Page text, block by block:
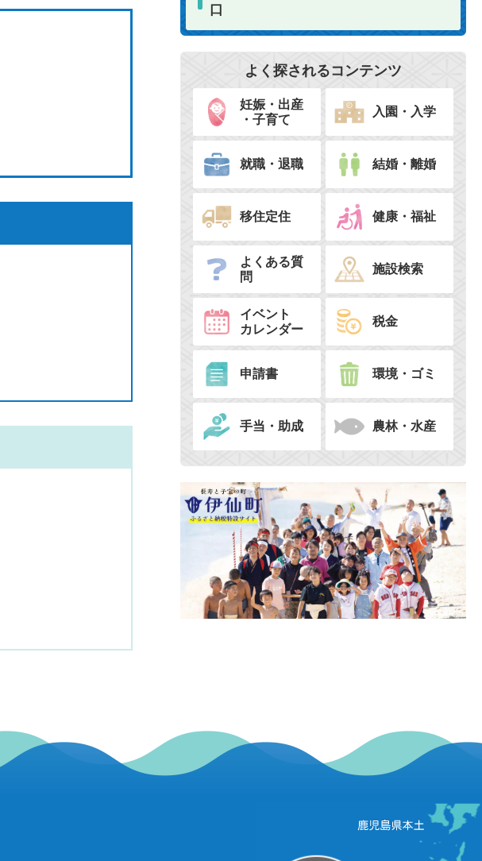
口
よく探されるコンテンツ
妊娠・出産
・子育て
入園・入学
就職・退職 結婚・離婚
移住定住 健康・福祉
よくある質
問
施設検索
イベント
カレンダー
税金
申請書 環境・ゴミ
手当・助成 農林・水産